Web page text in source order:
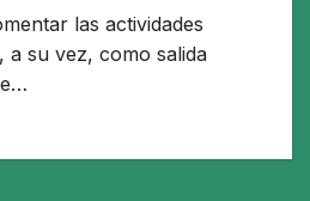
las actividades
a su vez, como salida